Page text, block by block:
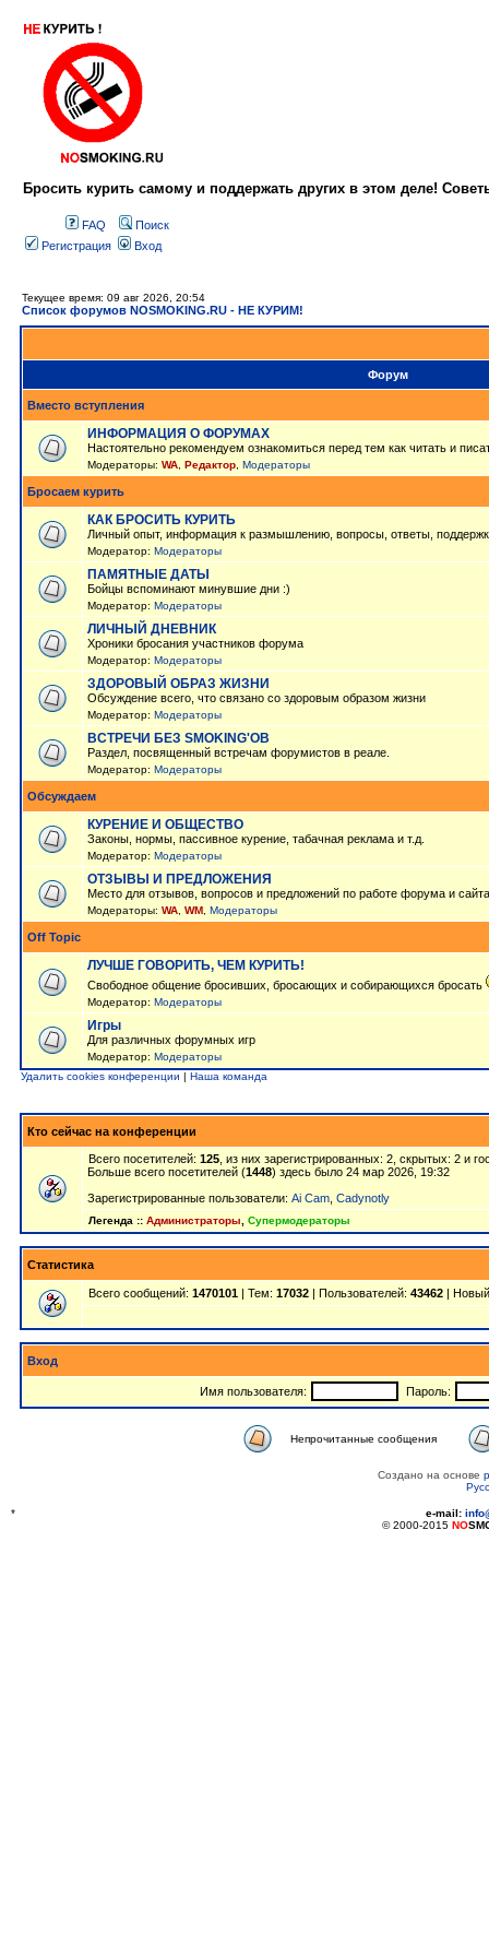
Бросить курить самому и поддержать других в этом деле!
FAQ
Поиск
Регистрация
Вход
Текущее время: 09 авг 2026, 20:54
Список форумов NOSMOKING.RU - НЕ КУРИМ!
Форум
Вместо вступления
ИНФОРМАЦИЯ О ФОРУМАХ
Настоятельно рекомендуем ознакомиться перед тем как читать и
Модераторы: WA Редактор Модераторы
Бросаем курить
КАК БРОСИТЬ КУРИТЬ
Личный опыт, информация к размышлению, вопросы, ответы,
Модератор: Модераторы
ПАМЯТНЫЕ ДАТЫ
Бойцы вспоминают минувшие дни :)
Модератор: Модераторы
ЛИЧНЫЙ ДНЕВНИК
Хроники бросания участников форума
Модератор: Модераторы
ЗДОРОВЫЙ ОБРАЗ ЖИЗНИ
Обсуждение всего, что связано со здоровым образом жизни
Модератор: Модераторы
ВСТРЕЧИ БЕЗ SMOKING'OB
Раздел, посвященный встречам форумистов в реале.
Модератор: Модераторы
Обсуждаем
КУРЕНИЕ И ОБЩЕСТВО
Законы, нормы, пассивное курение, табачная реклама и т.д.
Модератор: Модераторы
ОТЗЫВЫ И ПРЕДЛОЖЕНИЯ
Место для отзывов, вопросов и предложений по работе форума и сайта
Модераторы: WA WM Модераторы
Off Topic
ЛУЧШЕ ГОВОРИТЬ, ЧЕМ КУРИТЬ!
Свободное общение бросивших, бросающих и собирающихся бросать
Модератор: Модераторы
Игры
Для различных форумных игр
Модератор: Модераторы
Удалить cookies конференции | Наша команда
Кто сейчас на конференции
Всего посетителей: 125 , из них зарегистрированных: 2, скрытых: 2 и
Больше всего посетителей (1448) здесь было 24 мар 2026, 19:32
Зарегистрированные пользователи: Ai Cam Cadynotly
Легенда :: Администраторы Супермодераторы
Статистика
Всего сообщений: 1470101 | Тем: 17032 | Пользователей: 43462 |
Вход
Имя пользователя: Пароль:
Непрочитанные сообщения
Создано на основе
* e-mail:
© 2000-2015 NO